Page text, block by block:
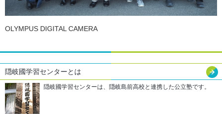
OLYMPUS DIGITAL CAMERA
隠岐國学習センター とは
隠岐國学習センターは、隠岐島前高校と連携した公立塾です。